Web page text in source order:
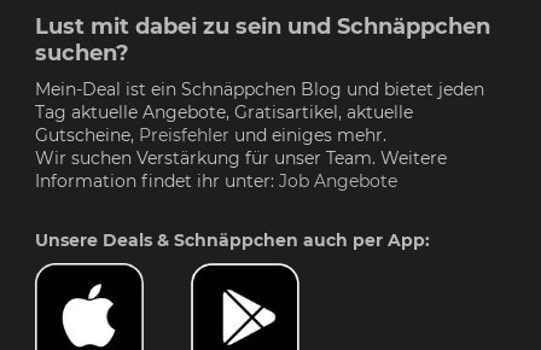
Lust mit dabei zu sein und Schnäppchen
suchen?
Mein-Deal ist ein Schnäppchen Blog und bietet jeden
Tag aktuelle Angebote, Gratisartikel, aktuelle
Gutscheine, Preisfehler und einiges mehr.
Wir suchen Verstärkung für unser Team. Weitere
Information findet ihr unter: Job Angebote
Unsere Deals & Schnäppchen auch per App: